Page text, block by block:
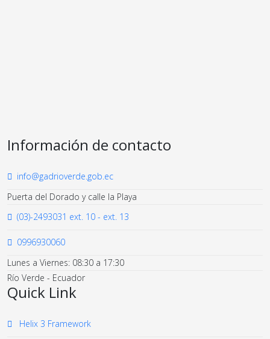
Información de contacto
info@gadrioverde.gob.ec
Puerta del Dorado y calle la Playa
(03)-2493031 ext. 10 - ext. 13
0996930060
Lunes a Viernes: 08:30 a 17:30
Río Verde - Ecuador
Quick Link
Helix 3 Framework